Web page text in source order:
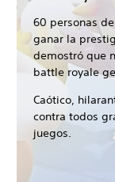
60 personas
ganar la
demostró que
battle royale
Caótico,
contra todos
juegos.